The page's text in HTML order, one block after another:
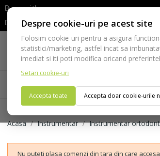
Despre cookie-uri pe acest site
Folosim cookie-uri pentru a asigura
statistici/marketing, astfel incat sa
imediat si iti poti modifica oricand
Setari cookie-uri
Accepta toate Accepta doar cookie-urile
Bun venit!
Dupa efectuarea comenzii va rugam sa
Telefon:
021-528 03 23
Acasa Consumabile
Acasa Instrumentar Instrumentar
Nu puteti plasa comenzi din tara din care